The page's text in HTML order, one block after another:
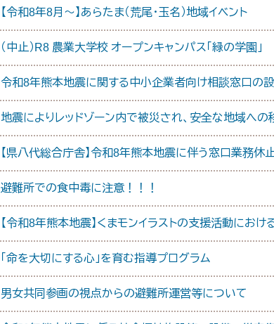
【令和8年8月～】あらたま（荒尾・玉名）地域イベント
（中止）R8 農業大学校 オープンキャンパス「緑の学園」
令和8年熊本地震に関する中小企業者向け相談窓口の
地震によりレッドゾーン内で被災され、安全な地域へ
【県八代総合庁舎】令和8年熊本地震に伴う窓口業務休
避難所での食中毒に注意！！！
【令和8年熊本地震】くまモンイラストの支援活動にお
「命を大切にする心」を育む指導プログラム
男女共同参画の視点からの避難所運営等について